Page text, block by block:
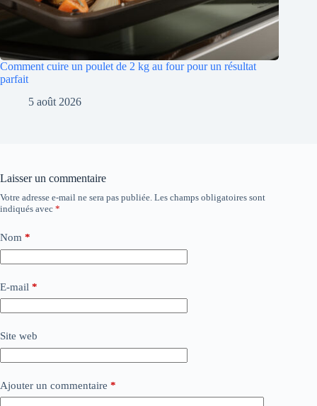
Comment cuire un poulet de 2 kg au four pour un résultat
parfait
5 août 2026
Laisser un commentaire
Votre adresse e-mail ne sera pas publiée. Les champs obligatoires sont
indiqués avec *
Nom *
E-mail *
Site web
Ajouter un commentaire *